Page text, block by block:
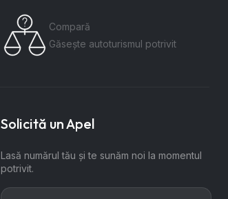
Compară
Găsește autoturismul potrivit
Solicită un Apel
Lasă numărul tău și te sunăm noi la momentul
potrivit.